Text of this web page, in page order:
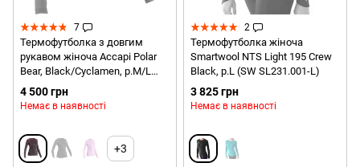
7
Термофутболка з довгим
рукавом жіноча Accapi Polar
Bear, Black/Cyclamen, р.M/L
(ACC A745.934-ML)
4 500 грн
Немає в наявності
+3
2
Термофутболка жіноча
Smartwool NTS Light 195 Crew
Black, р.L (SW SL231.001-L)
3 825 грн
Немає в наявності